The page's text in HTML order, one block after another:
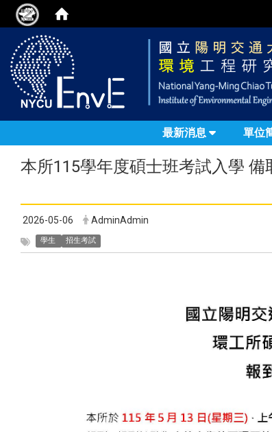
最新消息 單位
本所115學年度碩士班考試入學
2026-05-06 AdminAdmin
學生 招生考試